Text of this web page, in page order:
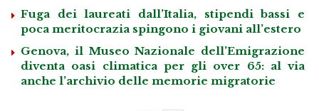
Fuga dei laureati dall’Italia, stipendi bassi e
poca meritocrazia spingono i giovani all’estero
Genova, il Museo Nazionale dell’Emigrazione
diventa oasi climatica per gli over 65: al via
anche l’archivio delle memorie migratorie